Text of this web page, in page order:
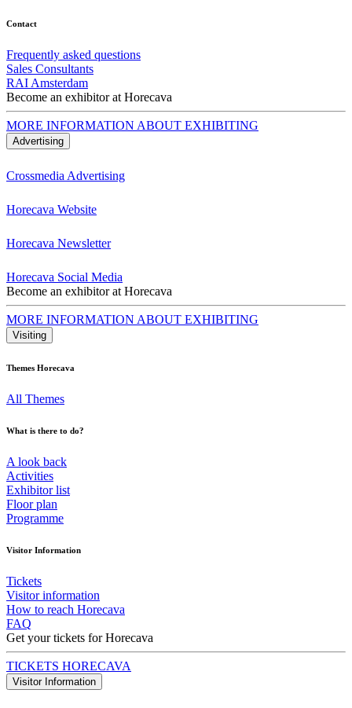
Contact
Frequently asked questions
Sales Consultants
RAI Amsterdam
Become an exhibitor at Horecava
MORE INFORMATION ABOUT EXHIBITING
Advertising
Crossmedia Advertising
Horecava Website
Horecava Newsletter
Horecava Social Media
Become an exhibitor at Horecava
MORE INFORMATION ABOUT EXHIBITING
Visiting
Themes Horecava
All Themes
What is there to do?
A look back
Activities
Exhibitor list
Floor plan
Programme
Visitor Information
Tickets
Visitor information
How to reach Horecava
FAQ
Get your tickets for Horecava
TICKETS HORECAVA
Visitor Information